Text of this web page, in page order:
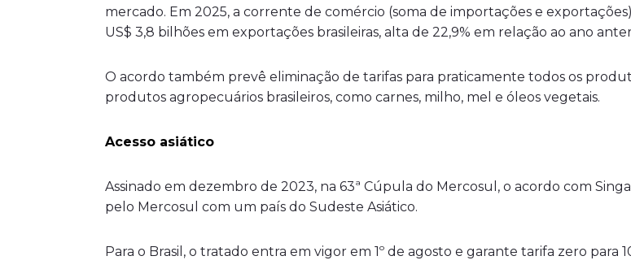
mercado. Em 2025, a corrente de comércio (soma de importações e
US$ 3,8 bilhões em exportações brasileiras, alta de 22,9% em relação ao ano
O acordo também prevê eliminação de tarifas para praticamente todos os
produtos agropecuários brasileiros, como carnes, milho, mel e óleos vegetais.
Acesso asiático
Assinado em dezembro de 2023, na 63ª Cúpula do Mercosul, o acordo com
pelo Mercosul com um país do Sudeste Asiático.
Para o Brasil, o tratado entra em vigor em 1º de agosto e garante tarifa zero para